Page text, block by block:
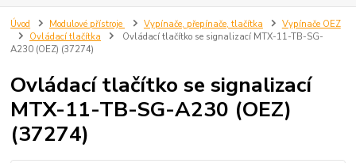
Úvod Modulové přístroje Vypínače, přepínače, tlačítka
Vypínače OEZ
Ovládací tlačítka
Ovládací tlačítko se signalizací MTX-11-TB-SG-
A230 (OEZ) (37274)
Ovládací tlačítko se signalizací
MTX-11-TB-SG-A230 (OEZ)
(37274)